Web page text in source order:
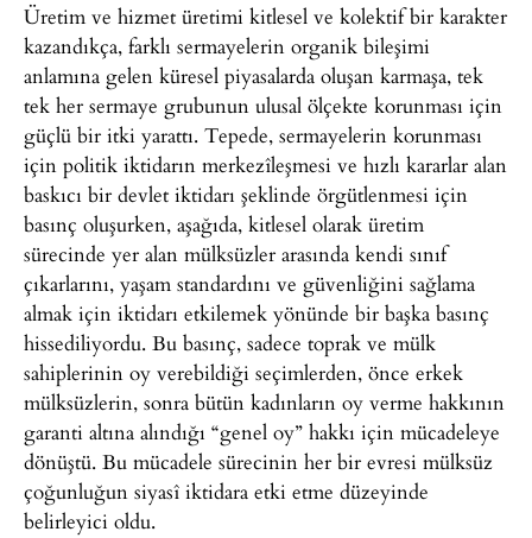
Üretim ve hizmet üretimi kitlesel ve kolektif bir karakter
kazandıkça, farklı sermayelerin organik bileşimi
anlamına gelen küresel piyasalarda oluşan karmaşa, tek
tek her sermaye grubunun ulusal ölçekte korunması için
güçlü bir itki yarattı. Tepede, sermayelerin korunması
için politik iktidarın merkezîleşmesi ve hızlı kararlar alan
baskıcı bir devlet iktidarı şeklinde örgütlenmesi için
basınç oluşurken, aşağıda, kitlesel olarak üretim
sürecinde yer alan mülksüzler arasında kendi sınıf
çıkarlarını, yaşam standardını ve güvenliğini sağlama
almak için iktidarı etkilemek yönünde bir başka basınç
hissediliyordu. Bu basınç, sadece toprak ve mülk
sahiplerinin oy verebildiği seçimlerden, önce erkek
mülksüzlerin, sonra bütün kadınların oy verme hakkının
garanti altına alındığı “genel oy” hakkı için mücadeleye
dönüştü. Bu mücadele sürecinin her bir evresi mülksüz
çoğunluğun siyasî iktidara etki etme düzeyinde
belirleyici oldu.